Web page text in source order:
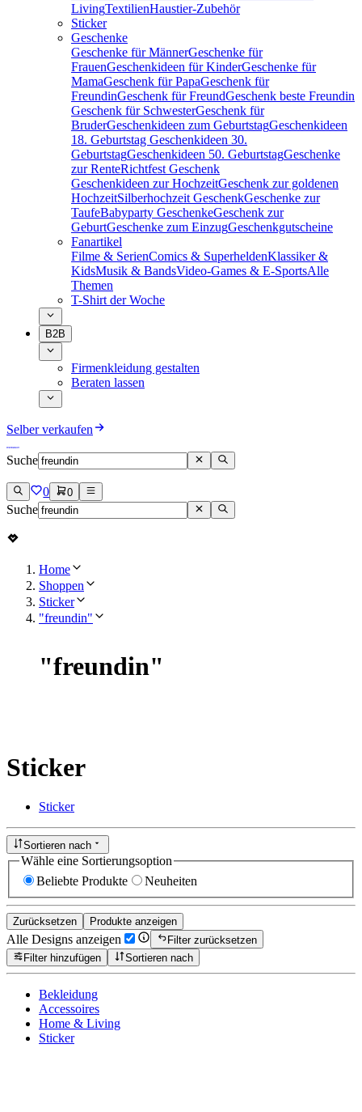
LivingTextilienHaustier-Zubehör
Sticker
Geschenke
Geschenke für MännerGeschenke für
FrauenGeschenkideen für KinderGeschenke für
MamaGeschenk für PapaGeschenk für
FreundinGeschenk für FreundGeschenk beste Freundin
Geschenk für SchwesterGeschenk für
BruderGeschenkideen zum GeburtstagGeschenkideen
18. Geburtstag Geschenkideen 30.
GeburtstagGeschenkideen 50. GeburtstagGeschenke
zur RenteRichtfest Geschenk
Geschenkideen zur HochzeitGeschenk zur goldenen
HochzeitSilberhochzeit GeschenkGeschenke zur
TaufeBabyparty GeschenkeGeschenk zur
GeburtGeschenke zum EinzugGeschenkgutscheine
Fanartikel
Filme & SerienComics & SuperheldenKlassiker &
KidsMusik & BandsVideo-Games & E-SportsAlle
Themen
T-Shirt der Woche
B2B
Firmenkleidung gestalten
Beraten lassen
Selber verkaufen
Suche
0 0
Suche
Home
Shoppen
Sticker
"freundin"
"freundin"
Sticker
Sticker
Sortieren nach
Wähle eine Sortierungsoption
Beliebte Produkte
Neuheiten
Zurücksetzen Produkte anzeigen
Alle Designs anzeigen
Filter zurücksetzen
Filter hinzufügen
Sortieren nach
Bekleidung
Accessoires
Home & Living
Sticker